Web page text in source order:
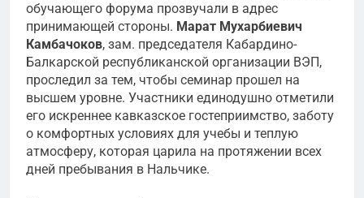
обучающего форума прозвучали в адрес
принимающей стороны. Марат Мухарбиевич
Камбачоков, зам. председателя Кабардино-
Балкарской республиканской организации ВЭП,
проследил за тем, чтобы семинар прошел на
высшем уровне. Участники единодушно отметили
его искреннее кавказское гостеприимство, заботу
о комфортных условиях для учебы и теплую
атмосферу, которая царила на протяжении всех
дней пребывания в Нальчике.